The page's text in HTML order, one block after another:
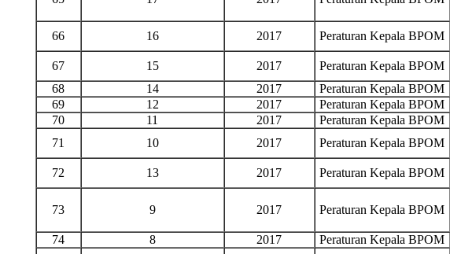
66 16 2017 Peraturan Kepala BPOM
67 15 2017 Peraturan Kepala BPOM
68
14 2017 Peraturan Kepala BPOM
69
12 2017 Peraturan Kepala BPOM
70
11 2017 Peraturan Kepala BPOM
71
10 2017 Peraturan Kepala BPOM
72 13 2017 Peraturan Kepala BPOM
73 9 2017 Peraturan Kepala BPOM
74 8 2017 Peraturan Kepala BPOM